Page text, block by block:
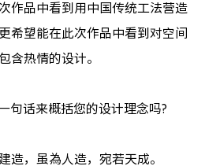
作品中看到用中国传统工法营造
希望能在此次作品中看到对空间
含热情的设计。
句话来概括您的设计理念吗?
造，虽為人造，宛若天成。